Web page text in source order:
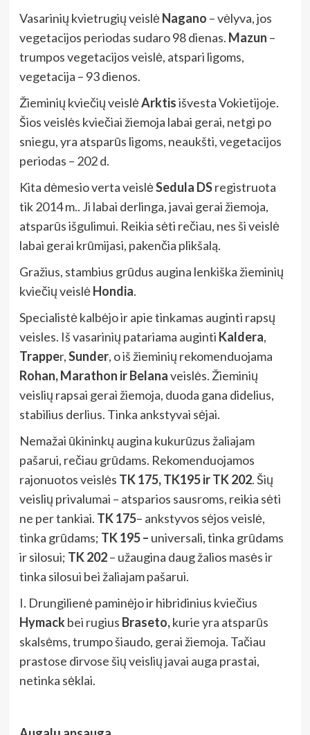
Vasarinių kvietrugių veislėNagano – vėlyva, jos
vegetacijos periodas sudaro 98 dienas. Mazun –
trumpos vegetacijos veislė, atspari ligoms,
vegetacija – 93 dienos.
Žieminių kviečių veislėArktisišvesta Vokietijoje.
Šios veislės kviečiai žiemoja labai gerai, netgi po
sniegu, yra atsparūs ligoms, neaukšti, vegetacijos
periodas – 202 d.
Kita dėmesio verta veislėSedula DSregistruota
tik 2014 m.. Ji labai derlinga, javai gerai žiemoja,
atsparūs išgulimui. Reikia sėti rečiau, nes ši veislė
labai gerai krūmijasi, pakenčia plikšalą.
Gražius, stambius grūdus augina lenkiška žieminių
kviečių veislėHondia.
Specialistė kalbėjo ir apie tinkamas auginti rapsų
veisles. Iš vasarinių patariama auginti Kaldera,
Trapper,Sunder, o iš žieminių rekomenduojama
Rohan, Marathon ir Belanaveislės. Žieminių
veislių rapsai gerai žiemoja, duoda gana didelius,
stabilius derlius. Tinka ankstyvai sėjai.
Nemažai ūkininkų augina kukurūzus žaliajam
pašarui, rečiau grūdams. Rekomenduojamos
rajonuotos veislės TK 175, TK195 ir TK 202. Šių
veislių privalumai – atsparios sausroms, reikia sėti
ne per tankiai. TK 175– ankstyvos sėjos veislė,
tinka grūdams; TK 195 – universali, tinka grūdams
ir silosui; TK 202– užaugina daug žalios masės ir
tinka silosui bei žaliajam pašarui.
I. Drungilienė paminėjo ir hibridinius kviečius
Hymackbei rugius Braseto,kurie yra atsparūs
skalsėms, trumpo šiaudo, gerai žiemoja. Tačiau
prastose dirvose šių veislių javai auga prastai,
netinka sėklai.